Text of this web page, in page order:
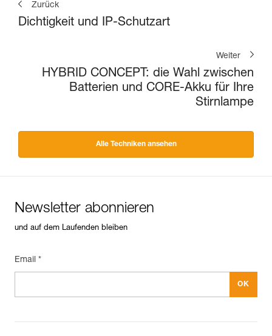
Zurück
Dichtigkeit und IP-Schutzart
Weiter
HYBRID CONCEPT: die Wahl zwischen
Batterien und CORE-Akku für Ihre
Stirnlampe
Alle Techniken ansehen
Newsletter abonnieren
und auf dem Laufenden bleiben
Email *